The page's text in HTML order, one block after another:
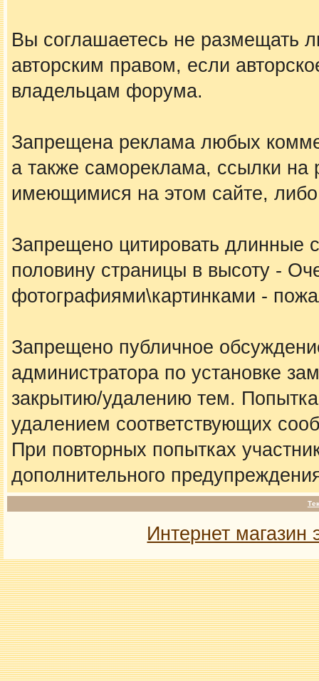
Вы соглашаетесь не
авторским правом, если
владельцам форума.
Запрещена реклама любых
а также самореклама, ссылки
имеющимися на этом сайте,
Запрещено цитировать
половину страницы в высоту -
фотографиями\картинками -
Запрещено публичное
администратора по установке
закрытию/удалению тем.
удалением соответствующих
При повторных попытках
дополнительного
Интернет